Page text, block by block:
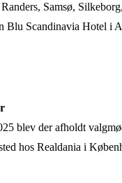
Samsø,
Blu Scandinavia Hotel i
blev der afholdt
hos Realdania i